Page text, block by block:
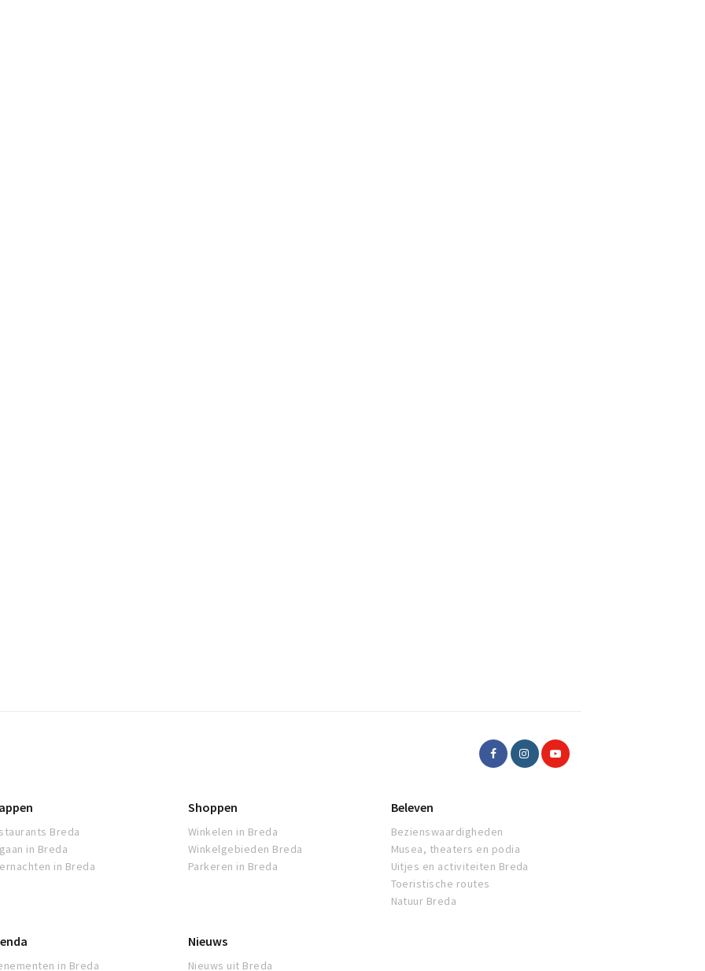
Breda
in Breda
in Breda
Shoppen
Winkelen in Breda
Winkelgebieden Breda
Parkeren in Breda
Beleven
Bezienswaardigheden
Musea, theaters en podia
Uitjes en activiteiten Breda
Toeristische routes
Natuur Breda
in Breda
Nieuws
Nieuws uit Breda